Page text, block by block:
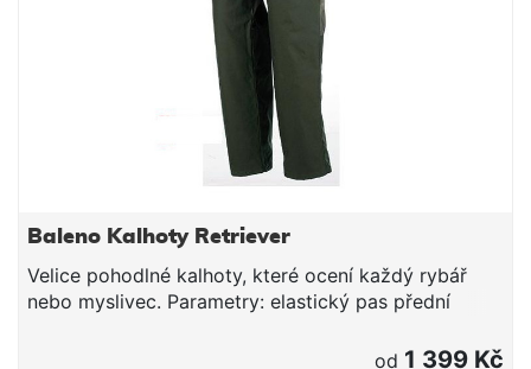
Baleno Kalhoty Retriever
Velice pohodlné kalhoty, které ocení každý rybář
nebo myslivec. Parametry: elastický pas přední
kapsy kalhot 100% polyester Baleno je jméno značky
od 1 399 Kč